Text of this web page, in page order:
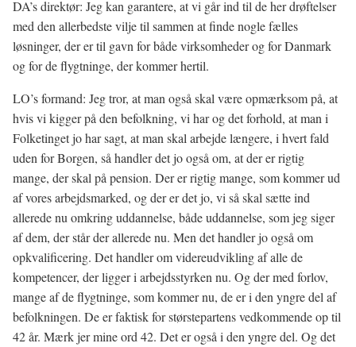
DA’s direktør: Jeg kan garantere, at vi går ind til de her drøftelser
med den allerbedste vilje til sammen at finde nogle fælles
løsninger, der er til gavn for både virksomheder og for Danmark
og for de flygtninge, der kommer hertil.
LO’s formand: Jeg tror, at man også skal være opmærksom på, at
hvis vi kigger på den befolkning, vi har og det forhold, at man i
Folketinget jo har sagt, at man skal arbejde længere, i hvert fald
uden for Borgen, så handler det jo også om, at der er rigtig
mange, der skal på pension. Der er rigtig mange, som kommer ud
af vores arbejdsmarked, og der er det jo, vi så skal sætte ind
allerede nu omkring uddannelse, både uddannelse, som jeg siger
af dem, der står der allerede nu. Men det handler jo også om
opkvalificering. Det handler om videreudvikling af alle de
kompetencer, der ligger i arbejdsstyrken nu. Og der med forlov,
mange af de flygtninge, som kommer nu, de er i den yngre del af
befolkningen. De er faktisk for størstepartens vedkommende op til
42 år. Mærk jer mine ord 42. Det er også i den yngre del. Og det